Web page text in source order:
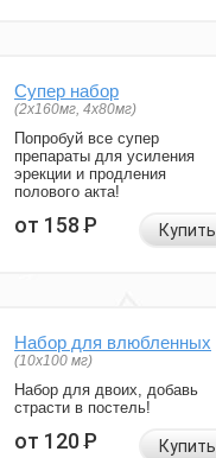
Супер набор
(2х160мг, 4х80мг)
Попробуй все супер
препараты для усиления
эрекции и продления
полового акта!
от 158Р Купить
Набор для влюбленных
(10х100 мг)
Набор для двоих, добавь
страсти в постель!
от 120Р Купить